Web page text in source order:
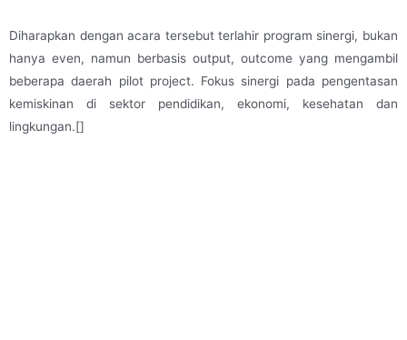
Diharapkan dengan acara tersebut terlahir program sinergi, bukan
hanya even, namun berbasis output, outcome yang mengambil
beberapa daerah pilot project. Fokus sinergi pada pengentasan
kemiskinan di sektor pendidikan, ekonomi, kesehatan dan
lingkungan.[]